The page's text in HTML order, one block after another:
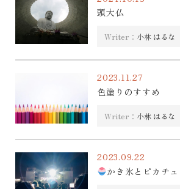
頭大仏
Writer： 小林 はるな
2023.11.27
色塗りのすすめ
Writer： 小林 はるな
2023.09.22
かき氷とピカチ